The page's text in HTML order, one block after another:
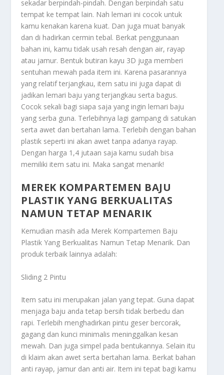
sekadar berpindah-pindah. Dengan berpindah satu
tempat ke tempat lain. Nah lemari ini cocok untuk
kamu kenakan karena kuat. Dan juga muat banyak
dan di hadirkan cermin tebal. Berkat penggunaan
bahan ini, kamu tidak usah resah dengan air, rayap
atau jamur. Bentuk butiran kayu 3D juga memberi
sentuhan mewah pada item ini. Karena pasarannya
yang relatif terjangkau, item satu ini juga dapat di
jadikan lemari baju yang terjangkau serta bagus.
Cocok sekali bagi siapa saja yang ingin lemari baju
yang serba guna. Terlebihnya lagi gampang di satukan
serta awet dan bertahan lama. Terlebih dengan bahan
plastik seperti ini akan awet tanpa adanya rayap.
Dengan harga 1,4 jutaan saja kamu sudah bisa
memiliki item satu ini. Maka sangat menarik!
MEREK KOMPARTEMEN BAJU
PLASTIK YANG BERKUALITAS
NAMUN TETAP MENARIK
Kemudian masih ada Merek Kompartemen Baju
Plastik Yang Berkualitas Namun Tetap Menarik. Dan
produk terbaik lainnya adalah:
Sliding 2 Pintu
Item satu ini merupakan jalan yang tepat. Guna dapat
menjaga baju anda tetap bersih tidak berbedu dan
rapi. Terlebih menghadirkan pintu geser bercorak,
gagang dan kunci minimalis meninggalkan kesan
mewah. Dan juga simpel pada bentukannya. Selain itu
di klaim akan awet serta bertahan lama. Berkat bahan
anti rayap, jamur dan anti air. Item ini tepat bagi kamu